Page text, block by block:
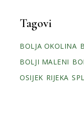
Tagovi
BOLJA OKOLINA
BOLJI MALENI
OSIJEK RIJEKA